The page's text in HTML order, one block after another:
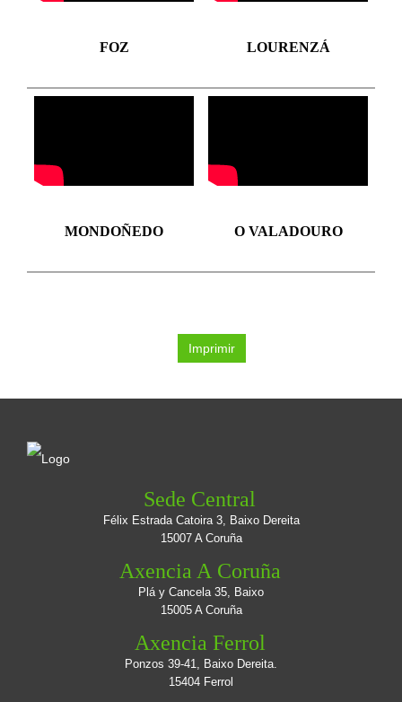
FOZ LOURENZÁ
MONDOÑEDO O VALADOURO
Imprimir
Sede Central
Félix Estrada Catoira 3, Baixo Dereita
15007 A Coruña
Axencia A Coruña
Plá y Cancela 35, Baixo
15005 A Coruña
Axencia Ferrol
Ponzos 39-41, Baixo Dereita.
15404 Ferrol